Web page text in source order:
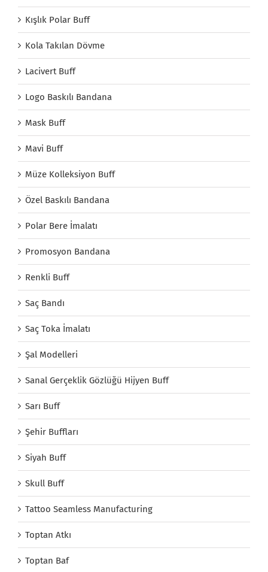
Kışlık Polar Buff
Kola Takılan Dövme
Lacivert Buff
Logo Baskılı Bandana
Mask Buff
Mavi Buff
Müze Kolleksiyon Buff
Özel Baskılı Bandana
Polar Bere İmalatı
Promosyon Bandana
Renkli Buff
Saç Bandı
Saç Toka İmalatı
Şal Modelleri
Sanal Gerçeklik Gözlüğü Hijyen Buff
Sarı Buff
Şehir Buffları
Siyah Buff
Skull Buff
Tattoo Seamless Manufacturing
Toptan Atkı
Toptan Baf